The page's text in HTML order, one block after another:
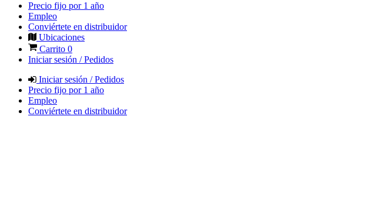
Precio fijo por 1 año
Empleo
Conviértete en distribuidor
Ubicaciones
Carrito 0
Iniciar sesión / Pedidos
Iniciar sesión / Pedidos
Precio fijo por 1 año
Empleo
Conviértete en distribuidor